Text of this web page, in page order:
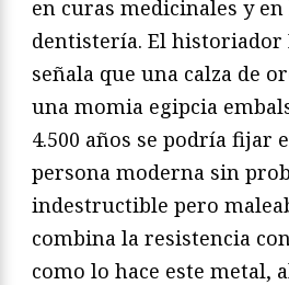
en curas medicinales y en
dentistería. El historiador
señala que una calza de
una momia egipcia
4.500 años se podría fijar
persona moderna sin
indestructible pero
combina la resistencia
como lo hace este metal,